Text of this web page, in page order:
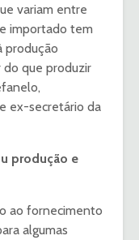
variam entre
importado tem
produção
do que produzir
ex-secretário da
produção e
ao fornecimento
algumas